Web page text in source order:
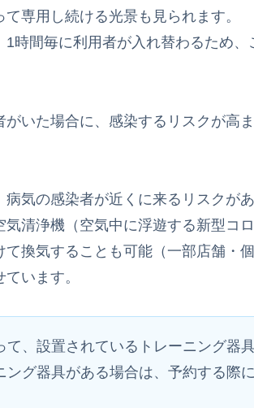
専用し続ける光景も見られます。
時間毎に利用者が入れ替わるため
がいた場合に、感染するリスクが高
気の感染者が近くに来るリスクが
気清浄機（空気中に浮遊する新型コ
換気することも可能（一部店舗・
います。
て、設置されているトレーニング器
ング器具がある場合は、予約する際